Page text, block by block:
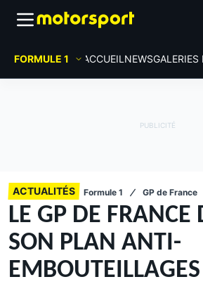
FORMULE 1 ACCUEIL NEWSGALERIES
ACTUALITÉS Formule 1 GP de France
LE GP DE FRANCE
SON PLAN ANTI-
EMBOUTEILLAGES